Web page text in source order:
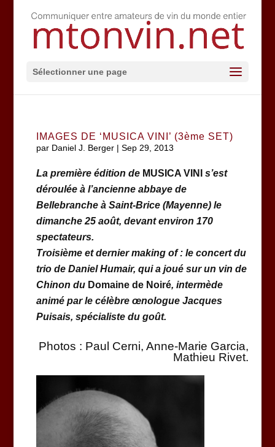
Sélectionner une page
IMAGES DE ‘MUSICA VINI’ (3ème SET)
par Daniel J. Berger| Sep 29, 2013
La première édition de MUSICA VINI
s’est
déroulée à l’ancienne abbaye de
Bellebranche à Saint-Brice (Mayenne) le
dimanche 25 août, devant environ 170
spectateurs.
Troisième et dernier making of : le concert du
trio de Daniel Humair, qui a joué sur un vin de
Chinon du Domaine de Noiré, intermède
animé par le célèbre œnologue Jacques
Puisais, spécialiste du goût.
Photos : Paul Cerni, Anne-Marie Garcia,
Mathieu Rivet.